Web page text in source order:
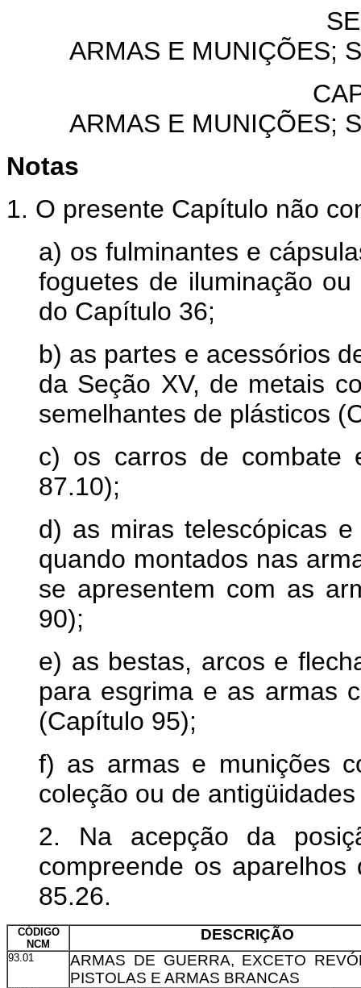
ARMAS E MUNIÇÕES;
ARMAS E MUNIÇÕES;
Notas
1. O presente Capítulo não
a) os fulminantes e
foguetes de iluminação
do Capítulo 36;
b) as partes e acessórios
da Seção XV, de metais
semelhantes de plásticos
c) os carros de combate
87.10);
d) as miras telescópicas
quando montados nas
se apresentem com as
90);
e) as bestas, arcos e
para esgrima e as armas
(Capítulo 95);
f) as armas e munições
coleção ou de
2. Na acepção da
compreende os
85.26.
CÓDIGO
NCM
DESCRIÇÃO
93.01
ARMAS DE GUERRA, EXCETO
PISTOLAS E ARMAS BRANCAS